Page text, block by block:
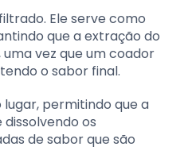
Ele serve como
que a extração do
vez que um coador
o sabor final.
permitindo que a
os
de sabor que são